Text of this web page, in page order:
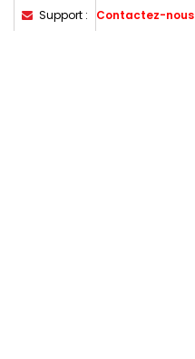
Support : Contactez-nous